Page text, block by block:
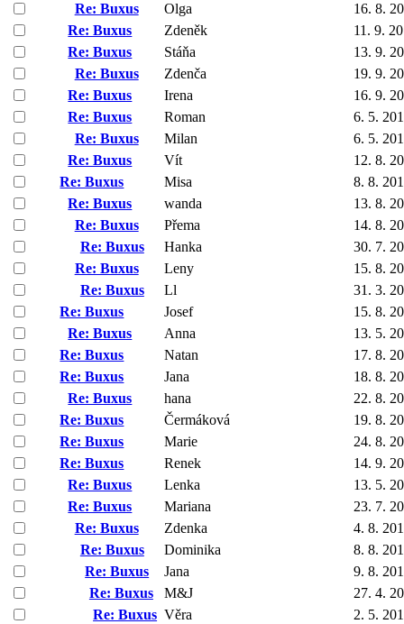
Re: Buxus
Olga
16. 8.
Re: Buxus
Zdeněk
11. 9.
Re: Buxus
Stáňa
13. 9.
Re: Buxus
Zdenča
19. 9.
Re: Buxus
Irena
16. 9.
Re: Buxus
Roman
6. 5.
Re: Buxus
Milan
6. 5.
Re: Buxus
Vít
12. 8.
Re: Buxus
Misa
8. 8.
Re: Buxus
wanda
13. 8.
Re: Buxus
Přema
14. 8.
Re: Buxus
Hanka
30. 7.
Re: Buxus
Leny
15. 8.
Re: Buxus
Ll
31. 3.
Re: Buxus
Josef
15. 8.
Re: Buxus
Anna
13. 5.
Re: Buxus
Natan
17. 8.
Re: Buxus
Jana
18. 8.
Re: Buxus
hana
22. 8.
Re: Buxus
Čermáková
19. 8.
Re: Buxus
Marie
24. 8.
Re: Buxus
Renek
14. 9.
Re: Buxus
Lenka
13. 5.
Re: Buxus
Mariana
23. 7.
Re: Buxus
Zdenka
4. 8.
Re: Buxus
Dominika
8. 8.
Re: Buxus
Jana
9. 8.
Re: Buxus
M&J
27. 4.
Re: Buxus Věra
2. 5.